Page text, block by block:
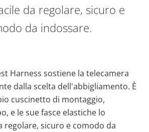
da regolare, sicuro e
da indossare.
Harness sostiene la telecamera
dalla scelta dell'abbigliamento. È
cuscinetto di montaggio,
e le sue fasce elastiche lo
regolare, sicuro e comodo da